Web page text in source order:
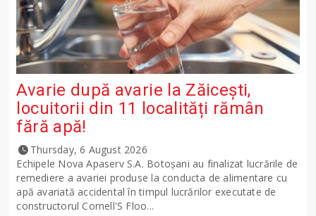
Avarie după avarie la Zăicești,
locuitorii din 11 localități rămân
fără apă!
Thursday, 6 August 2026
Echipele Nova Apaserv S.A. Botoșani au finalizat lucrările de
remediere a avariei produse la conducta de alimentare cu
apă avariată accidental în timpul lucrărilor executate de
constructorul Cornell'S Floo...